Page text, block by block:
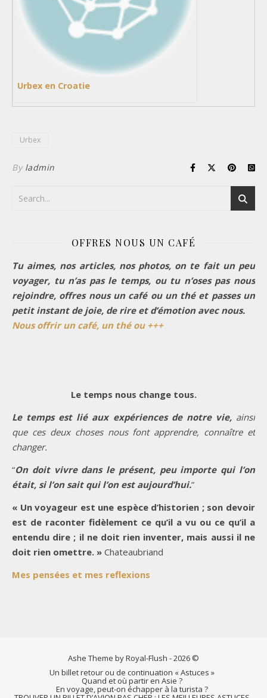
Urbex en Croatie
Urbex
By ladmin
OFFRES NOUS UN CAFÉ
Tu aimes, nos articles, nos photos, on te fait un peu
voyager, tu n’as pas le temps, ou tu n’oses pas nous
rejoindre, offres nous un café ou un thé et passes un
petit instant de joie, de rire et d’émotion avec nous.
Nous offrir un café, un thé ou +++
Le temps nous change tous.
Le temps est lié aux expériences de notre vie, ainsi
que ces deux choses nous font apprendre, connaître et
changer.
“On doit vivre dans le présent, peu importe qui l’on
était, si l’on sait qui l’on est aujourd’hui.”
« Un voyageur est une espèce d’historien ; son devoir
est de raconter fidèlement ce qu’il a vu ou ce qu’il a
entendu dire ; il ne doit rien inventer, mais aussi il ne
doit rien omettre. » Chateaubriand
Mes pensées et mes reflexions
Ashe Theme by Royal-Flush - 2026 ©
Un billet retour ou de continuation « Astuces »
Quand et où partir en Asie ?
En voyage, peut-on échapper à la turista ?